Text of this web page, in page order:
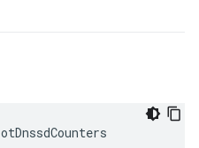
otDnssdCounters